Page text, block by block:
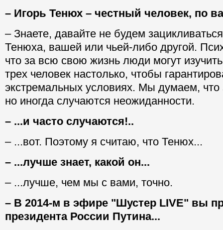
– Игорь Тенюх – честный человек, по
– Знаете, давайте не будем
Тенюха, вашей или чьей-либо другой.
что за всю свою жизнь люди могут
трех человек настолько, чтобы
экстремальных условиях. Мы думаем, что
но иногда случаются неожиданности.
– ...и часто случаются!..
– ...вот. Поэтому я считаю, что Тенюх...
– ...лучше знает, какой он...
– ...лучше, чем мы с вами, точно.
– В 2014-м в эфире "Шустер LIVE" вы
президента России Путина...